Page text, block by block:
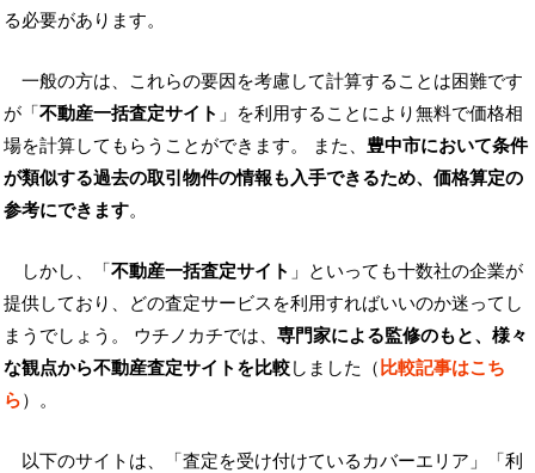
る必要があります。
一般の方は、これらの要因を考慮して計算することは困難です
が「不動産一括査定サイト 」を利用することにより無料で価格相
場を計算してもらうことができます。 また、 豊中市において条件
が類似する過去の取引物件の情報も入手できるため、価格算定の
参考にできます。
しかし、「不動産一括査定サイト 」といっても十数社の企業が
提供しており、どの査定サービスを利用すればいいのか迷ってし
まうでしょう。 ウチノカチでは、 専門家による監修のもと、様々
な観点から不動産査定サイトを比較しました（比較記事はこち
ら）。
以下のサイトは、「査定を受け付けているカバーエリア」「利